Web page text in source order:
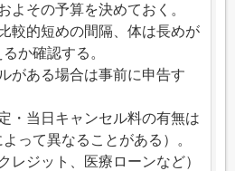
よその予算を決めておく。
較的短めの間隔、体は長めが
か確認する。
がある場合は事前に申告す
・当日キャンセル料の有無は
って異なることがある）。
レジット、医療ローンなど）